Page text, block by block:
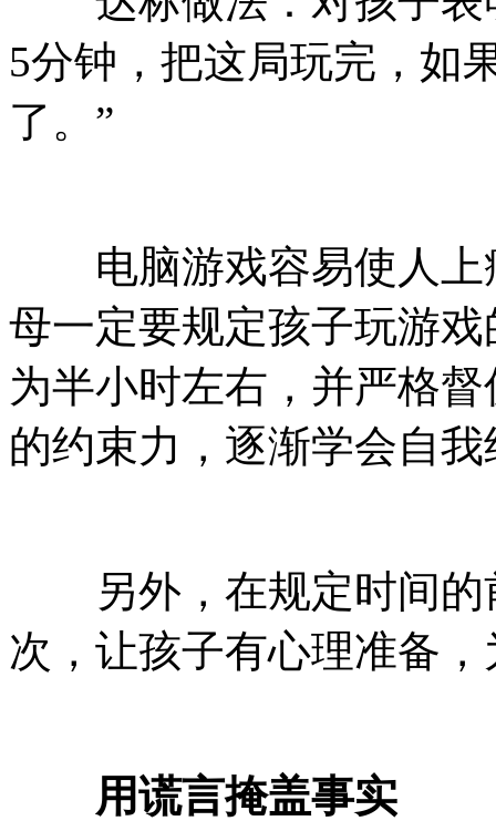
5分钟，把这局玩完，如
了。”
电脑游戏容易使人上
母一定要规定孩子玩游
为半小时左右，并严格
的约束力，逐渐学会自
另外，在规定时间的
次，让孩子有心理准备
用谎言掩盖事实